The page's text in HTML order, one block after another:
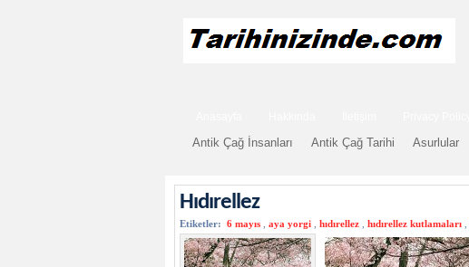
Antik Çağ İnsanları Antik Çağ Tarihi Asurlular
Hıdırellez
Etiketler: 6 mayıs aya yorgi hıdırellez hıdırellez kutlamaları